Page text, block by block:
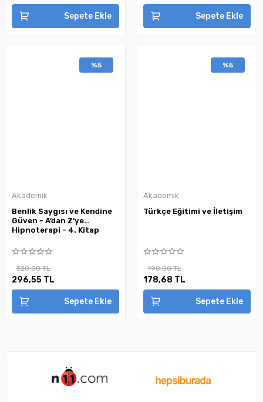
Sepete Ekle Sepete Ekle
%5
Akademik
Benlik Saygısı ve Kendine
Güven - A’dan Z’ye
Hipnoterapi - 4. Kitap
320,00 TL
296,55 TL
Sepete Ekle
%5
Akademik
Türkçe Eğitimi ve İletişim
190,00 TL
178,68 TL
Sepete Ekle